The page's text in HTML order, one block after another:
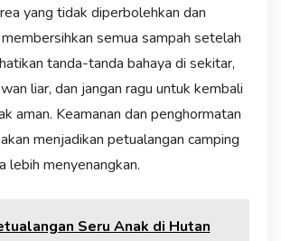
yang tidak diperbolehkan dan
semua sampah setelah
tanda-tanda bahaya di sekitar,
liar, dan jangan ragu untuk kembali
aman. Keamanan dan penghormatan
menjadikan petualangan camping
lebih menyenangkan.
Seru Anak di Hutan